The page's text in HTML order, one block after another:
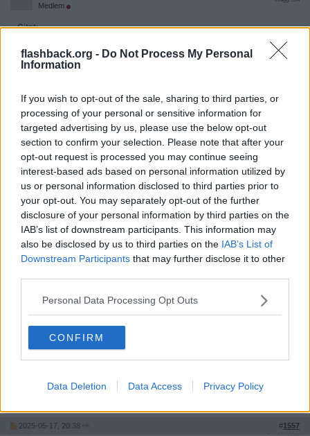
flashback.org - Do Not Process My Personal
Information
If you wish to opt-out of the sale, sharing to third parties, or
processing of your personal or sensitive information for
targeted advertising by us, please use the below opt-out
section to confirm your selection. Please note that after your
opt-out request is processed you may continue seeing
interest-based ads based on personal information utilized by
us or personal information disclosed to third parties prior to
your opt-out. You may separately opt-out of the further
disclosure of your personal information by third parties on the
IAB’s list of downstream participants. This information may
also be disclosed by us to third parties on the IAB’s List of
Downstream Participants that may further disclose it to other
Personal Data Processing Opt Outs
CONFIRM
Data Deletion Data Access Privacy Policy
Medlem
Citat:
Vet lika mycket som du vet om det.
Citera
2025-05-17, 19:49
Medlem
Inlägg: 594
Citat:
Ursprungligen postat avNockjalla
Handlar inte om vad jocke vill
Dom vågar inte svårare än så är det inte och det vet du om.
Vad får dej att tro att de inte vågar, du är ju helt borta
Medlem
Ursprungligen postat av
Utefter dina uttalande så märker jag att du inte gör det
Jag har inte legat med medlemmar det är skillnaden.
2025-05-17, 20:38 #1557